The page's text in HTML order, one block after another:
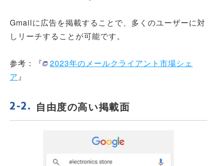
Gmailに広告を掲載することで、多くのユーザーに対
しリーチすることが可能です。
参考：『
2023年のメールクライアント市場シェ
ア』
自由度の高い掲載面